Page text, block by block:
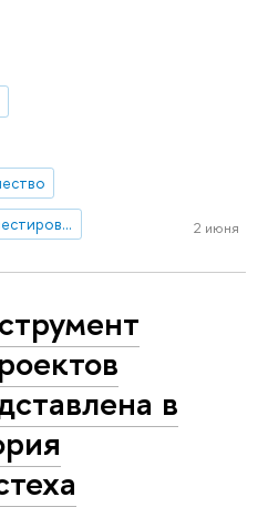
Проект «Платформа соинвестирования ключевых компетенций»
2 июня
в